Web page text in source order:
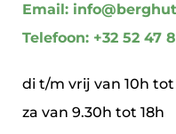
Email:
Telefoon: +32 52 47
di t/m vrij van 10h tot
za van 9.30h tot 18h